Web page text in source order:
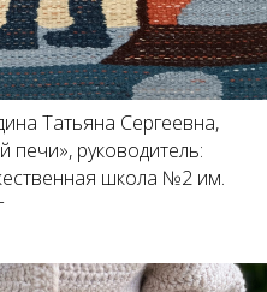
Татьяна Сергеевна,
руководитель:
школа №2 им.